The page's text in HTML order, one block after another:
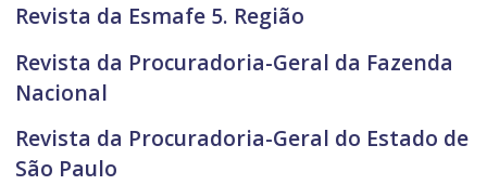
Revista da Esmafe 5. Região
Revista da Procuradoria-Geral da Fazenda
Nacional
Revista da Procuradoria-Geral do Estado de
São Paulo